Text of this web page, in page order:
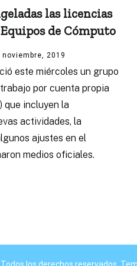
las licencias
de Cómputo
noviembre, 2019
este miércoles un grupo
por cuenta propia
que incluyen la
actividades, la
ajustes en el
medios oficiales.
. Todos los derechos reservados.